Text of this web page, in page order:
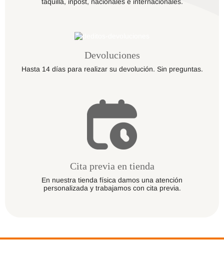
Devoluciones
Hasta 14 días para realizar su devolución. Sin preguntas.
Cita previa en tienda
En nuestra tienda física damos una atención
personalizada y trabajamos con cita previa.